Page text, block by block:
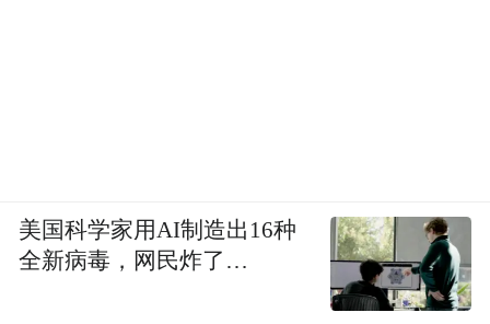
美国科学家用AI制造出16种
全新病毒，网民炸了…